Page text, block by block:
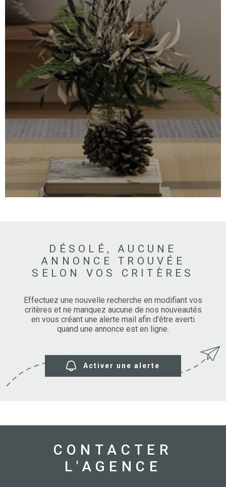
NOS
VENDUS
NOS
DÉSOLÉ, AUCUNE
ANNONCE TROUVÉE
SELON VOS CRITÈRES
Effectuez une nouvelle recherche en modifiant vos
critères et ne manquez aucune de nos nouveautés
en vous créant une alerte mail afin d'être averti
quand une annonce est en ligne.
Activer une alerte
CONTACTER
L'AGENCE
Pièces
PIÈCES
RÉFÉRENCE
PLUS DE CRITÈRES
RECHERCHER